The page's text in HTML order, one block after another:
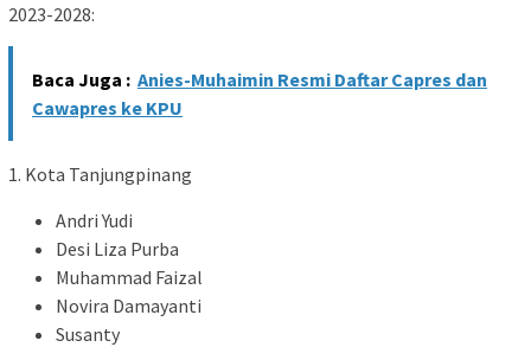
2023-2028:
Baca Juga : Anies-Muhaimin Resmi Daftar Capres dan
Cawapres ke KPU
1. Kota Tanjungpinang
Andri Yudi
Desi Liza Purba
Muhammad Faizal
Novira Damayanti
Susanty